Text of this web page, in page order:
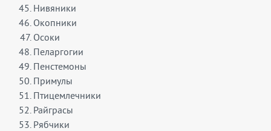
Нивяники
Окопники
Осоки
Пеларгогии
Пенстемоны
Примулы
Птицемлечники
Райграсы
Рябчики